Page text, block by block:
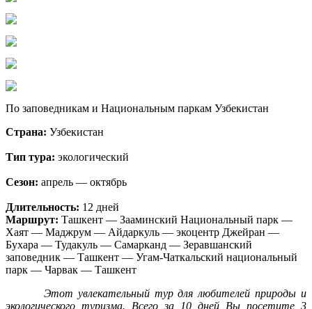
По заповедникам и Национальным паркам Узбекистан
Страна: Узбекистан
Тип тура: экологический
Сезон: апрель — октябрь
Длительность: 12 дней
Маршрут: Ташкент — Зааминский Национальный парк —
Хаят — Маджрум — Айдаркуль — экоцентр Джейран —
Бухара — Тудакуль — Самарканд — Зеравшанский
заповедник — Ташкент — Угам-Чаткальский национальный
парк — Чарвак — Ташкент
Этот увлекательный тур для любителей природы и
экологического туризма. Всего за 10 дней Вы посетите 3